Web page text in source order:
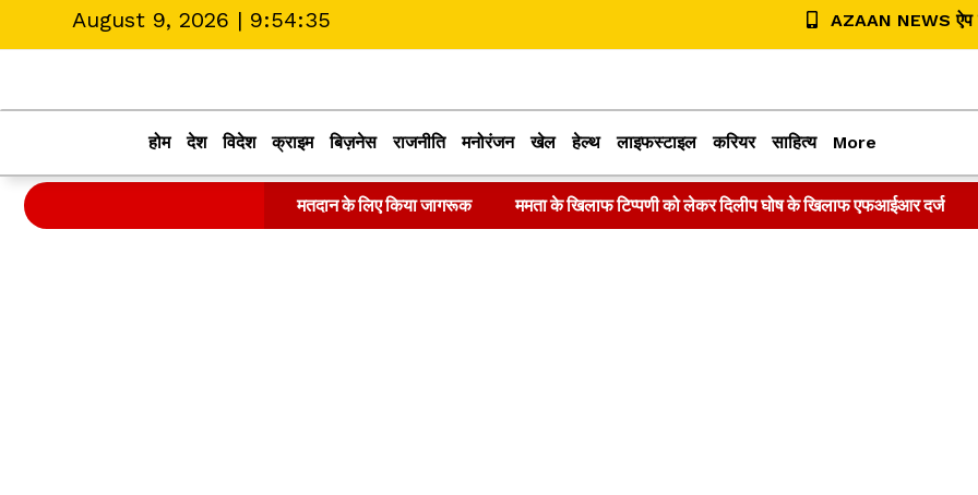
August 9, 2026 | 9:54:35 AZAAN NEWS ऐप
होम देश विदेश क्राइम बिज़नेस राजनीति मनोरंजन खेल हेल्थ लाइफस्टाइल करियर साहित्य More
मतदान के लिए किया जागरूक ममता के खिलाफ टिप्पणी को लेकर दिलीप घोष के खिलाफ एफआईआर दर्ज